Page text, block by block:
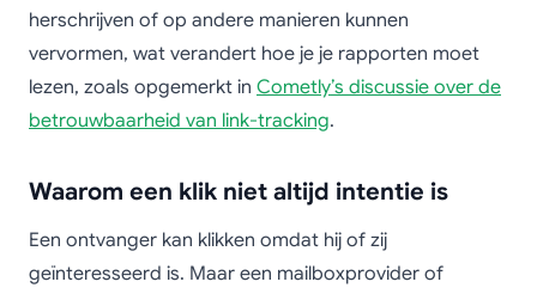
herschrijven of op andere manieren kunnen
vervormen, wat verandert hoe je je rapporten moet
lezen, zoals opgemerkt in Cometly’s discussie over de
betrouwbaarheid van link-tracking.
Waarom een klik niet altijd intentie is
Een ontvanger kan klikken omdat hij of zij
geïnteresseerd is. Maar een mailboxprovider of